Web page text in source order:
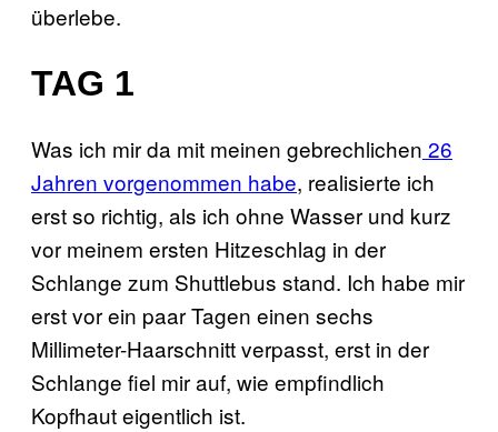
überlebe.
TAG 1
Was ich mir da mit meinen gebrechlichen 26
Jahren vorgenommen habe, realisierte ich
erst so richtig, als ich ohne Wasser und kurz
vor meinem ersten Hitzeschlag in der
Schlange zum Shuttlebus stand. Ich habe mir
erst vor ein paar Tagen einen sechs
Millimeter-Haarschnitt verpasst, erst in der
Schlange fiel mir auf, wie empfindlich
Kopfhaut eigentlich ist.